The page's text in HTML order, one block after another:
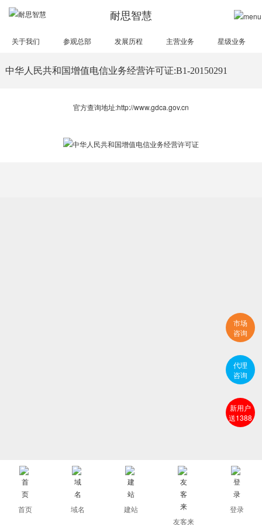
耐思智慧
关于我们 参观总部 发展历程 主营业务 星级业务
中华人民共和国增值电信业务经营许可证:B1-20150291
官方查询地址:http://www.gdca.gov.cn
首页 域名
建站
友客来
登录
市场
咨询
代理
咨询
新用户
送1388